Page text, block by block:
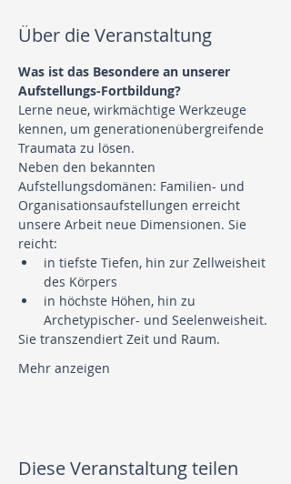
Über die Veranstaltung
Was ist das Besondere an unserer
Aufstellungs-Fortbildung?
Lerne neue, wirkmächtige Werkzeuge
kennen, um generationenübergreifende
Traumata zu lösen.
Neben den bekannten
Aufstellungsdomänen: Familien- und
Organisationsaufstellungen erreicht
unsere Arbeit neue Dimensionen. Sie
reicht:
in tiefste Tiefen, hin zur Zellweisheit
des Körpers
in höchste Höhen, hin zu
Archetypischer- und Seelenweisheit.
Sie transzendiert Zeit und Raum.
Mehr anzeigen
Diese Veranstaltung teilen